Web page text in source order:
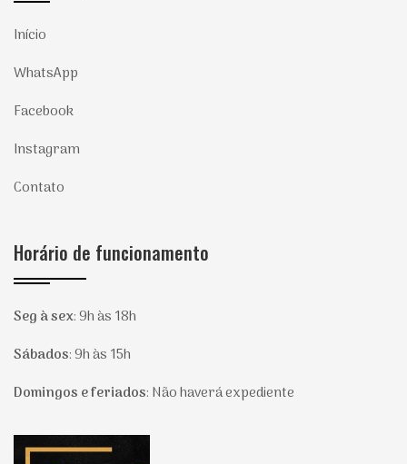
Início
WhatsApp
Facebook
Instagram
Contato
Horário de funcionamento
Seg à sex:9h às 18h
Sábados:9h às 15h
Domingos e feriados: Não haverá expediente
Página inicial